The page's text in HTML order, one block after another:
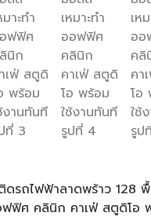
ดรถไฟฟ้าลาดพร้าว 128
ฟฟิศ คลินิก คาเฟ่ สตูดิโอ